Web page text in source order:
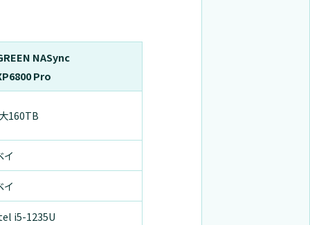
NASync
Pro
160TB
イ
イ
i5-1235U